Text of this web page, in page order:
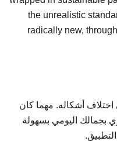
the unrealistic
radically new,
اختلاف أشكاله. مهما كان
بجمالك اليومي بسهولة